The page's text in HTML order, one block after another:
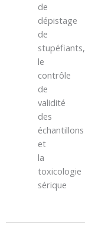
de
dépistage
de
stupéfiants,
le
contrôle
de
validité
des
échantillons
et
la
toxicologie
sérique